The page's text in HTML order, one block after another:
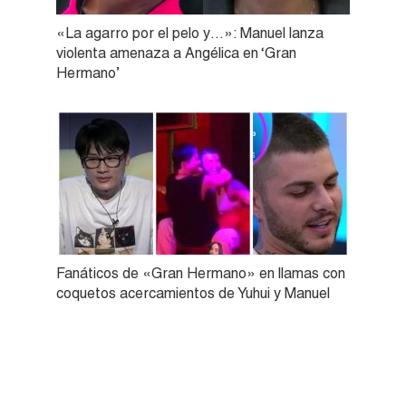
«La agarro por el pelo y…»: Manuel lanza
violenta amenaza a Angélica en ‘Gran
Hermano’
Fanáticos de «Gran Hermano» en llamas con
coquetos acercamientos de Yuhui y Manuel